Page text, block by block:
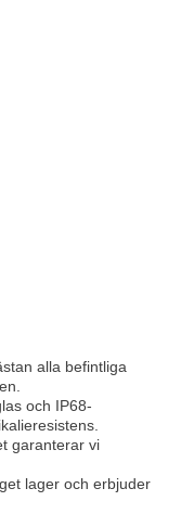
alla befintliga
och IP68-
garanterar vi
lager och erbjuder